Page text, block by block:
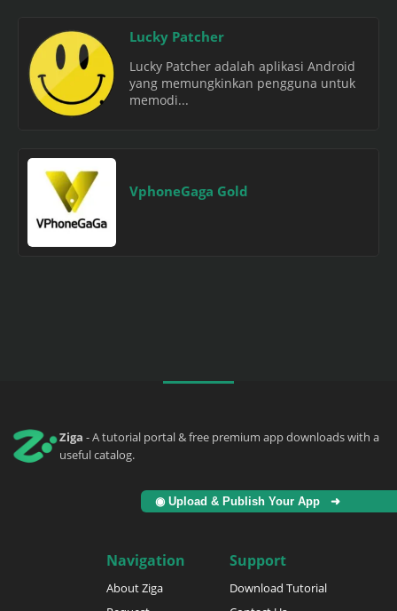
Lucky Patcher
Lucky Patcher adalah aplikasi Android
yang memungkinkan pengguna untuk
memodi...
VphoneGaga Gold
Ziga - A tutorial portal & free premium app downloads with a
useful catalog.
◉ Upload & Publish Your App ➜
Navigation
About Ziga
Support
Download Tutorial